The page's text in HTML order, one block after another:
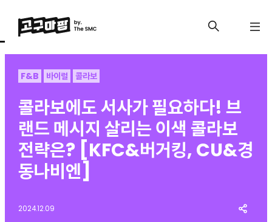
F&B 바이럴 콜라보
콜라보에도 서사가 필요하다! 브
랜드 메시지 살리는 이색 콜라보
전략은? [KFC&버거킹, CU&경
동나비엔]
2024.12.09